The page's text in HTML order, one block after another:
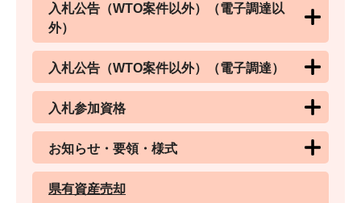
入札公告（WTO案件以外）（電子調達以
外）
入札公告（WTO案件以外）（電子調達）
入札参加資格
お知らせ・要領・様式
県有資産売却